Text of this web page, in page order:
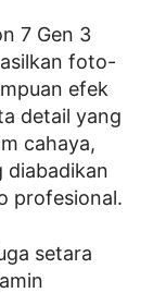
7 Gen 3
foto-
efek
detail yang
cahaya,
diabadikan
profesional.
setara